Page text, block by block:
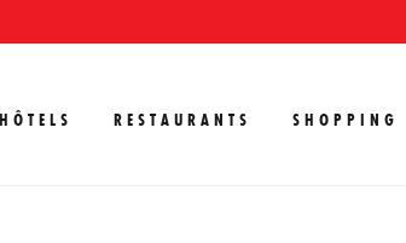
HÔTELS RESTAURANTS SHOPPING